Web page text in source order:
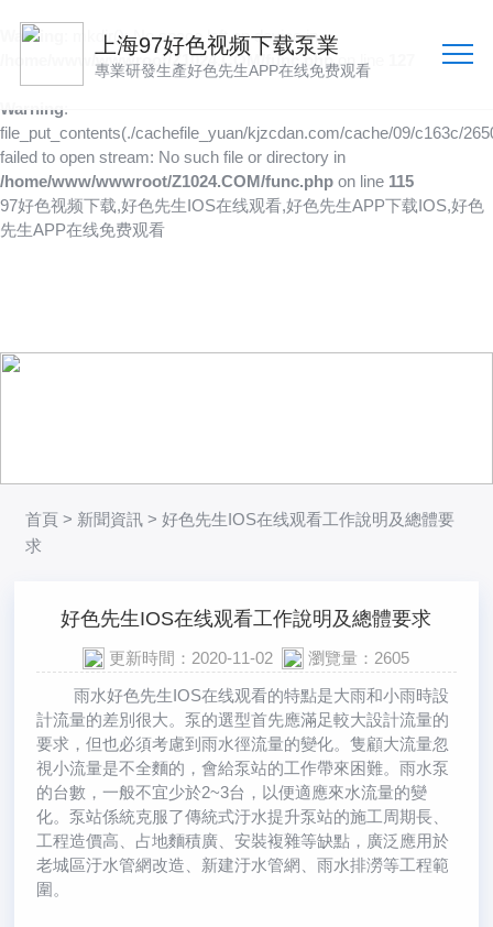
Warning
: mkdir(): No space left on device in
/home/www/wwwroot/Z1024.COM/func.phpon line
Warning:
file_put_contents(./cachefile_yuan/kjzcdan.com/cache/09/c163c/
failed to open stream: No such file or directory in
/home/www/wwwroot/Z1024.COM/func.php on line 115
97好色视频下载,好色先生IOS在线观看,好色先生APP下载IOS,好色
先生APP在线免费观看
上海97好色视频下载泵業
專業研發生產好色先生APP在线免费观看
首頁 > 新聞資訊 > 好色先生IOS在线观看工作說明及總體要
求
好色先生IOS在线观看工作說明及總體要求
更新時間：2020-11-02
瀏覽量：2605
雨水好色先生IOS在线观看的特點是大雨和小雨時設
計流量的差別很大。泵的選型首先應滿足較大設計流量的
要求，但也必須考慮到雨水徑流量的變化。隻顧大流量忽
視小流量是不全麵的，會給泵站的工作帶來困難。雨水泵
的台數，一般不宜少於2~3台，以便適應來水流量的變
化。泵站係統克服了傳統式汙水提升泵站的施工周期長、
工程造價高、占地麵積廣、安裝複雜等缺點，廣泛應用於
老城區汙水管網改造、新建汙水管網、雨水排澇等工程範
圍。